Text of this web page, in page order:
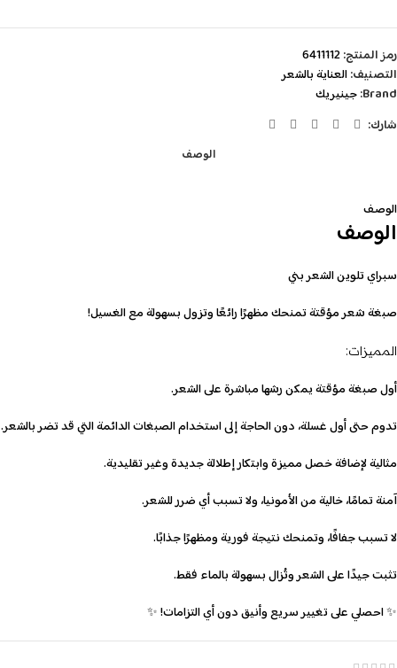
رمز المنتج:6411112
التصنيف:العناية بالشعر
Brand: جينيريك
شارك:
الوصف
الوصف
الوصف
سبراي تلوين الشعر بني
صبغة شعر مؤقتة تمنحك مظهرًا رائعًا وتزول بسهولة مع الغسيل!
المميزات:
أول صبغة مؤقتة يمكن رشها مباشرة على الشعر.
تدوم حتى أول غسلة، دون الحاجة إلى استخدام الصبغات الدائمة التي قد تضر بالشعر.
مثالية لإضافة خصل مميزة وابتكار إطلالة جديدة وغير تقليدية.
آمنة تمامًا، خالية من الأمونيا، ولا تسبب أي ضرر للشعر.
لا تسبب جفافًا، وتمنحك نتيجة فورية ومظهرًا جذابًا.
تثبت جيدًا على الشعر وتُزال بسهولة بالماء فقط.
✨ احصلي على تغيير سريع وأنيق دون أي التزامات! ✨